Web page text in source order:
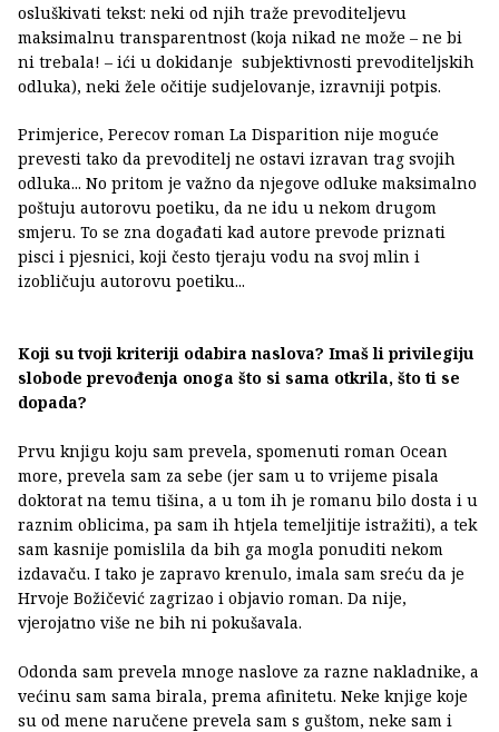
osluškivati tekst: neki od njih traže prevoditeljevu
maksimalnu transparentnost (koja nikad ne može – ne bi
ni trebala! – ići u dokidanje subjektivnosti prevoditeljskih
odluka), neki žele očitije sudjelovanje, izravniji potpis.
Primjerice, Perecov roman La Disparition nije moguće
prevesti tako da prevoditelj ne ostavi izravan trag svojih
odluka... No pritom je važno da njegove odluke maksimalno
poštuju autorovu poetiku, da ne idu u nekom drugom
smjeru. To se zna događati kad autore prevode priznati
pisci i pjesnici, koji često tjeraju vodu na svoj mlin i
izobličuju autorovu poetiku...
Koji su tvoji kriteriji odabira naslova? Imaš li privilegiju
slobode prevođenja onoga što si sama otkrila, što ti se
dopada?
Prvu knjigu koju sam prevela, spomenuti roman Ocean
more, prevela sam za sebe (jer sam u to vrijeme pisala
doktorat na temu tišina, a u tom ih je romanu bilo dosta i u
raznim oblicima, pa sam ih htjela temeljitije istražiti), a tek
sam kasnije pomislila da bih ga mogla ponuditi nekom
izdavaču. I tako je zapravo krenulo, imala sam sreću da je
Hrvoje Božičević zagrizao i objavio roman. Da nije,
vjerojatno više ne bih ni pokušavala.
Odonda sam prevela mnoge naslove za razne nakladnike, a
većinu sam sama birala, prema afinitetu. Neke knjige koje
su od mene naručene prevela sam s guštom, neke sam i